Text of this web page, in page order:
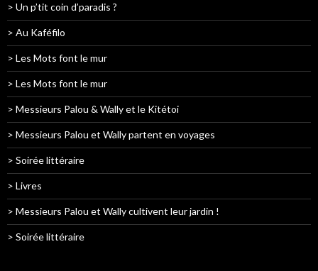
> Un p’tit coin d’paradis ?
> Au Kaféfilo
> Les Mots font le mur
> Les Mots font le mur
> Messieurs Palou & Wally et le Kitétoi
> Messieurs Palou et Wally partent en voyages
> Soirée littéraire
> Livres
> Messieurs Palou et Wally cultivent leur jardin !
> Soirée littéraire